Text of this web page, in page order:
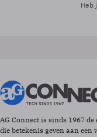
Heb
AG Connect is sinds 1967
die betekenis geven aan